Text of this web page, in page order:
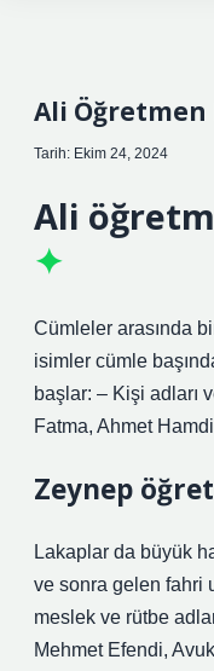
Ali
Tarih: Ekim 24, 2024
Ali
Cümleler arasında
isimler cümle
başlar: – Kişi adları
Fatma, Ahmet
Zeynep
Lakaplar da büyük
ve sonra gelen fahri
meslek ve rütbe
Mehmet Efendi,